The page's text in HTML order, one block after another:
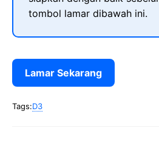
tombol lamar dibawah ini.
Lamar Sekarang
Tags:D3